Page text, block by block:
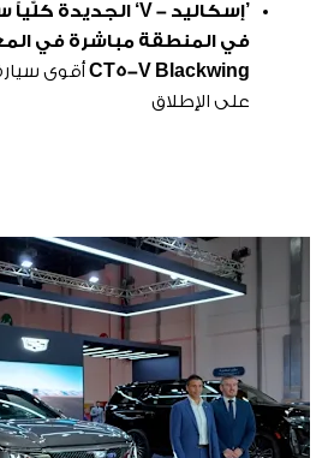
’إسكاليد - V‘ الجديدة كلّياً
في المنطقة مباشرة في
CT5-V Blackwingأقوى
على الإطلاق